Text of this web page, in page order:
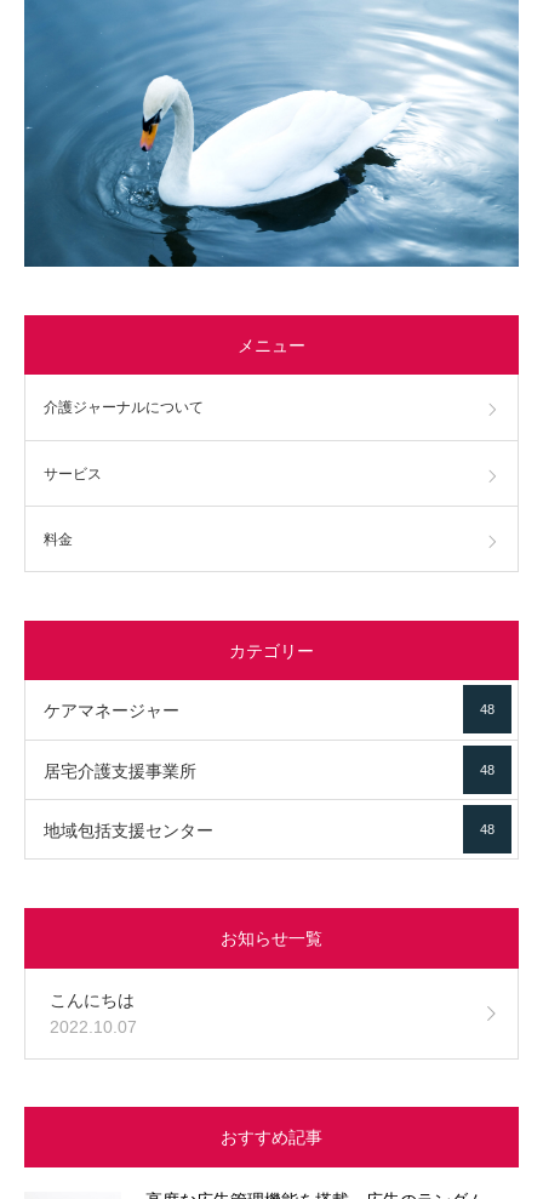
メニュー
介護ジャーナルについて
サービス
料金
カテゴリー
ケアマネージャー 48
居宅介護支援事業所 48
地域包括支援センター 48
お知らせ一覧
こんにちは
2022.10.07
おすすめ記事